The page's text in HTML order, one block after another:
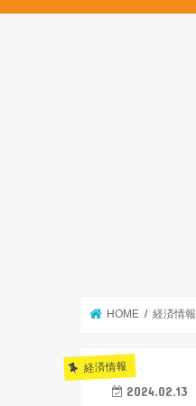
HOME 経済情報
経済情報
2024.02.13